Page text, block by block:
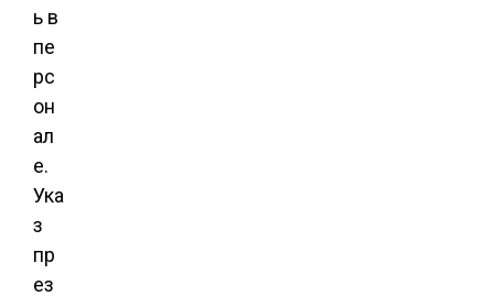
ь в
пе
рс
он
ал
е.
Ука
з
пр
ез